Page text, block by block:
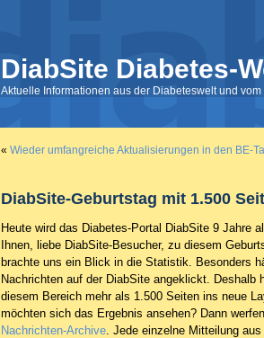
DiabSite Diabetes-
Aktuelle Informationen aus der Diabeteswelt und
« Wieder umfangreiche Aktualisierungen in den BE-
DiabSite-Geburtstag mit 1.500
Heute wird das Diabetes-Portal DiabSite 9 Jahre
Ihnen, liebe DiabSite-Besucher, zu diesem
brachte uns ein Blick in die Statistik. Besonders
Nachrichten auf der DiabSite angeklickt. Deshalb
diesem Bereich mehr als 1.500 Seiten ins neue
möchten sich das Ergebnis ansehen? Dann
Nachrichten-Archive. Jede einzelne Mitteilung